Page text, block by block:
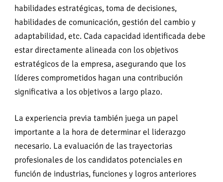
habilidades estratégicas, toma de decisiones,
habilidades de comunicación, gestión del cambio y
adaptabilidad, etc. Cada capacidad identificada debe
estar directamente alineada con los objetivos
estratégicos de la empresa, asegurando que los
líderes comprometidos hagan una contribución
significativa a los objetivos a largo plazo.
La experiencia previa también juega un papel
importante a la hora de determinar el liderazgo
necesario. La evaluación de las trayectorias
profesionales de los candidatos potenciales en
función de industrias, funciones y logros anteriores